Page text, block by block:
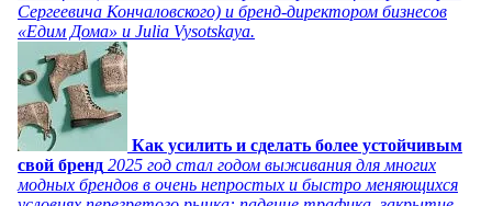
Сергеевича Кончаловского) и бренд-директором бизнесов
«Едим Дома» и Julia Vysotskaya.
Как усилить и сделать более устойчивым
свой бренд 2025 год стал годом выживания для многих
модных брендов в очень непростых и быстро меняющихся